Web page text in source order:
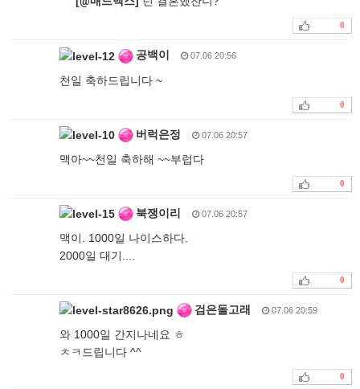
0
공백이 07.06 20:56
천일 축하드립니다 ~
0
버럭은정 07.06 20:57
맥아~~천일 축하해 ~~부럽다
0
북쟁이리 07.06 20:57
맥이. 1000일 나이스하다.
2000일 대기....
0
검은돌고래 07.06 20:59
와 1000일 간지나네요 ㅎ
ㅊㅋ드립니다 ^^
0